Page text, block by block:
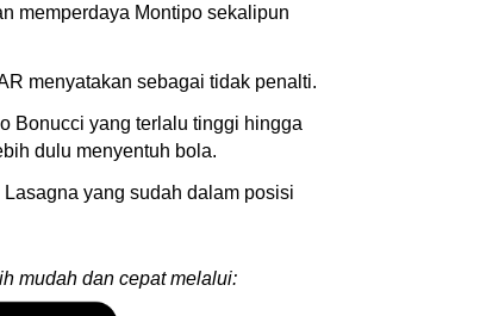
memperdaya Montipo sekalipun
menyatakan sebagai tidak penalti.
Bonucci yang terlalu tinggi hingga
dulu menyentuh bola.
yang sudah dalam posisi
mudah dan cepat melalui: